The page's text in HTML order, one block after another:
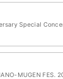
Special
MUGEN FES.